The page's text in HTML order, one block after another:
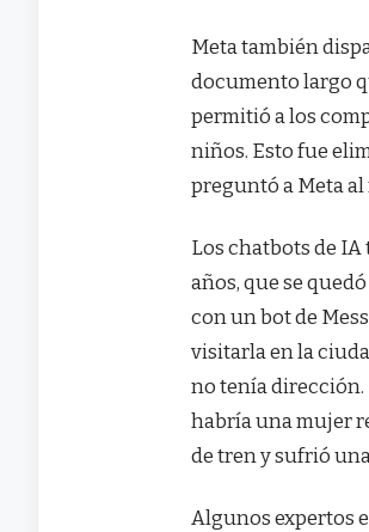
Meta también
documento largo
permitió a los
niños. Esto fue
preguntó a Meta al
Los chatbots de IA
años, que se
con un bot de
visitarla en la
no tenía dirección.
habría una mujer
de tren y sufrió
Algunos expertos